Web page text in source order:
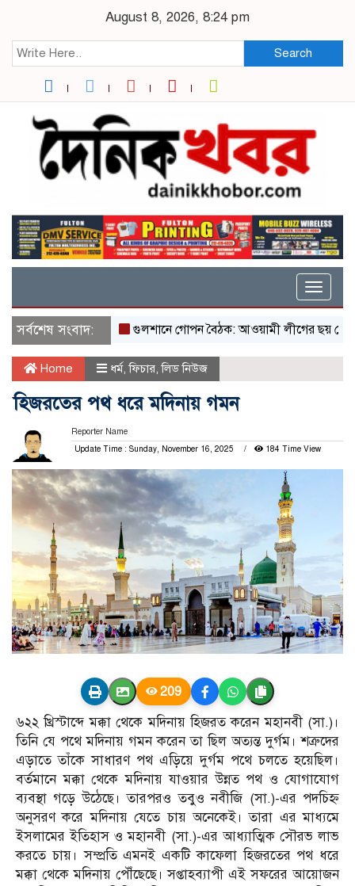
August 8, 2026, 8:24 pm
Search
Toggle
সর্বশেষ সংবাদ:
গুলশানে গোপন বৈঠক: আওয়ামী লীগের ছয় নেতাকর্মী
Home ধর্ম,ফিচার,লিড নিউজ
হিজরতের পথ ধরে মদিনায় গমন
Reporter Name
Update Time : Sunday, November 16, 2025
184 Time View
209
৬২২ খ্রিস্টাব্দে মক্কা থেকে মদিনায় হিজরত করেন মহানবী (সা.)।
তিনি যে পথে মদিনায় গমন করেন তা ছিল অত্যন্ত দুর্গম। শত্রুদের
এড়াতে তাঁকে সাধারণ পথ এড়িয়ে দুর্গম পথে চলতে হয়েছিল।
বর্তমানে মক্কা থেকে মদিনায় যাওয়ার উন্নত পথ ও যোগাযোগ
ব্যবস্থা গড়ে উঠেছে। তারপরও তবুও নবীজি (সা.)-এর পদচিহ্ন
অনুসরণ করে মদিনায় যেতে চায় অনেকেই। তারা এর মাধ্যমে
ইসলামের ইতিহাস ও মহানবী (সা.)-এর আধ্যাত্মিক সৌরভ লাভ
করতে চায়। সম্প্রতি এমনই একটি কাফেলা হিজরতের পথ ধরে
মক্কা থেকে মদিনায় পৌঁছেছে। সপ্তাহব্যাপী এই সফরের আয়োজন